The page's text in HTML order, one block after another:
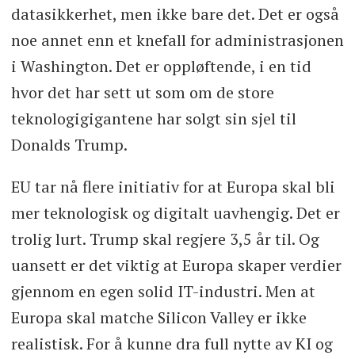
datasikkerhet, men ikke bare det. Det er også
noe annet enn et knefall for administrasjonen
i Washington. Det er oppløftende, i en tid
hvor det har sett ut som om de store
teknologigigantene har solgt sin sjel til
Donalds Trump.
EU tar nå flere initiativ for at Europa skal bli
mer teknologisk og digitalt uavhengig. Det er
trolig lurt. Trump skal regjere 3,5 år til. Og
uansett er det viktig at Europa skaper verdier
gjennom en egen solid IT-industri. Men at
Europa skal matche Silicon Valley er ikke
realistisk. For å kunne dra full nytte av KI og